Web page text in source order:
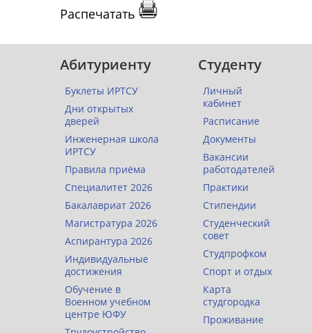
Распечатать
Абитуриенту
Буклеты ИРТСУ
Дни открытых
дверей
Инженерная школа
ИРТСУ
Правила приёма
Специалитет 2026
Бакалавриат 2026
Магистратура 2026
Аспирантура 2026
Индивидуальные
достижения
Обучение в
Военном учебном
центре ЮФУ
Студенту
Личный
кабинет
Расписание
Документы
Вакансии
работодателей
Практики
Стипендии
Студенческий
совет
Студпрофком
Спорт и отдых
Карта
студгородка
Проживание